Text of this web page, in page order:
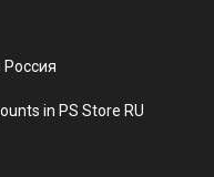
Россия
in PS Store RU